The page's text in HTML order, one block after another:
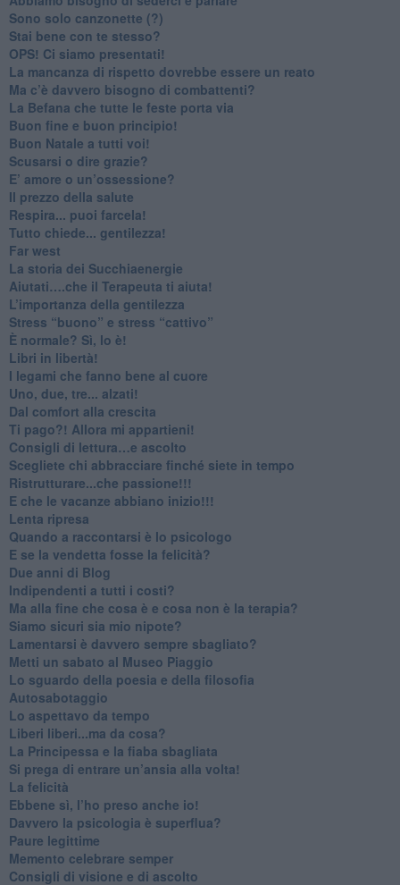
Sono solo canzonette (?)
​Stai bene con te stesso?
​OPS! Ci siamo presentati!
​La mancanza di rispetto dovrebbe essere un reato
​Ma c’è davvero bisogno di combattenti?
​La Befana che tutte le feste porta via
Buon fine e buon principio!
​Buon Natale a tutti voi!
​Scusarsi o dire grazie?
​E’ amore o un’ossessione?
​Il prezzo della salute
​Respira... puoi farcela!
​Tutto chiede... gentilezza!
​Far west
​La storia dei Succhiaenergie
​Aiutati….che il Terapeuta ti aiuta!
​L’importanza della gentilezza
​Stress “buono” e stress “cattivo”
​È normale? Sì, lo è!
​Libri in libertà!
​I legami che fanno bene al cuore
Uno, due, tre... alzati!​
​Dal comfort alla crescita
​Ti pago?! Allora mi appartieni!​
​Consigli di lettura…e ascolto
​Scegliete chi abbracciare finché siete in tempo
​Ristrutturare...che passione!!!
​E che le vacanze abbiano inizio!!!
​Lenta ripresa
​Quando a raccontarsi è lo psicologo
​E se la vendetta fosse la felicità?
​Due anni di Blog
​Indipendenti a tutti i costi?
​Ma alla fine che cosa è e cosa non è la terapia?
​Siamo sicuri sia mio nipote?
​Lamentarsi è davvero sempre sbagliato?
​Metti un sabato al Museo Piaggio
​Lo sguardo della poesia e della filosofia
Autosabotaggio
​Lo aspettavo da tempo
​Liberi liberi...ma da cosa?
​La Principessa e la fiaba sbagliata
Si prega di entrare un’ansia alla volta!
​La felicità
​Ebbene sì, l’ho preso anche io!
​Davvero la psicologia è superflua?
Paure legittime
​Memento celebrare semper
​Consigli di visione e di ascolto